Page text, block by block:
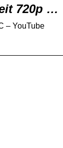
720p …
– YouTube